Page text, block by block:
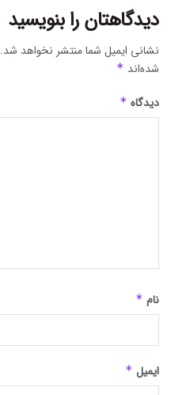
دیدگاهتان را بنویسید
نشانی ایمیل شما منتشر نخواهد شد.
شده‌اند *
دیدگاه *
نام *
ایمیل *